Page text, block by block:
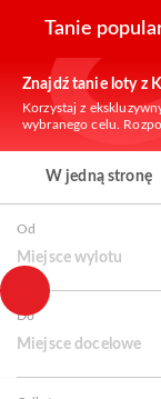
Tanie
Znajdź tanie loty z
Korzystaj z
wybranego celu.
W jedną stronę
Od
Miejsce wylotu
Do
Miejsce docelowe